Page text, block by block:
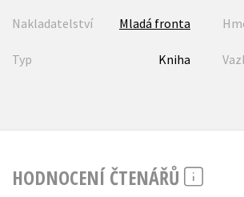
Nakladatelství Mladá fronta
Typ Kniha
HODNOCENÍ ČTENÁŘŮ